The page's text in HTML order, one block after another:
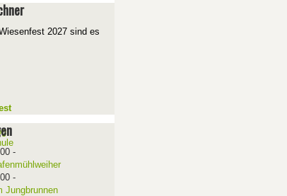
2027 sind es
-
-
Jungbrunnen